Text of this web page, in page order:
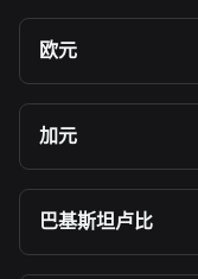
欧元
加元
巴基斯坦卢比